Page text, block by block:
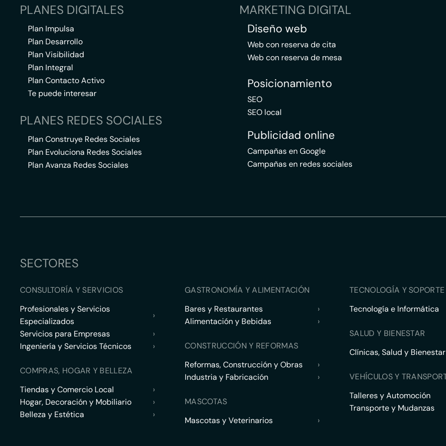
PLANES DIGITALES
Plan Impulsa
Plan Desarrollo
Plan Visibilidad
Plan Integral
Plan Contacto Activo
Te puede interesar
PLANES REDES SOCIALES
Plan Construye Redes Sociales
Plan Evoluciona Redes Sociales
Plan Avanza Redes Sociales
MARKETING DIGITAL
Diseño web
Web con reserva de cita
Web con reserva de mesa
Posicionamiento
SEO
SEO local
Publicidad online
Campañas en Google
Campañas en redes sociales
SECTORES
CONSULTORÍA Y SERVICIOS
Profesionales y Servicios
Especializados
›
Servicios para Empresas
›
Ingeniería y Servicios Técnicos
›
COMPRAS, HOGAR Y BELLEZA
Tiendas y Comercio Local
›
Hogar, Decoración y Mobiliario
›
Belleza y Estética
›
GASTRONOMÍA Y ALIMENTACIÓN
Bares y Restaurantes
›
Alimentación y Bebidas
›
CONSTRUCCIÓN Y REFORMAS
Reformas, Construcción y Obras
›
Industria y Fabricación
›
MASCOTAS
Mascotas y Veterinarios
›
TECNOLOGÍA Y
Tecnología e Informática
SALUD Y BIENESTAR
Clínicas, Salud y Bienestar
VEHÍCULOS Y
Talleres y Automoción
Transporte y Mudanzas